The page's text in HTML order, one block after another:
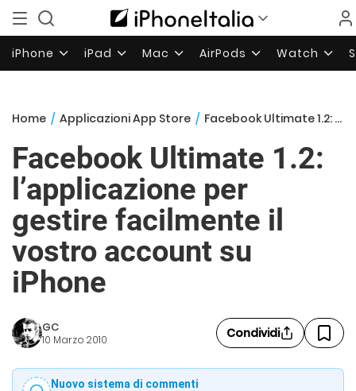
iPhone iPad Mac AirPods Watch
Home / Applicazioni App Store / Facebook Ultimate 1.2: l’applicazione per gestire facilmente il vostro account su iPhone
Facebook Ultimate 1.2:
l’applicazione per
gestire facilmente il
vostro account su
iPhone
GC
10 Marzo 2010 Condividi
Nuovo sistema di commenti